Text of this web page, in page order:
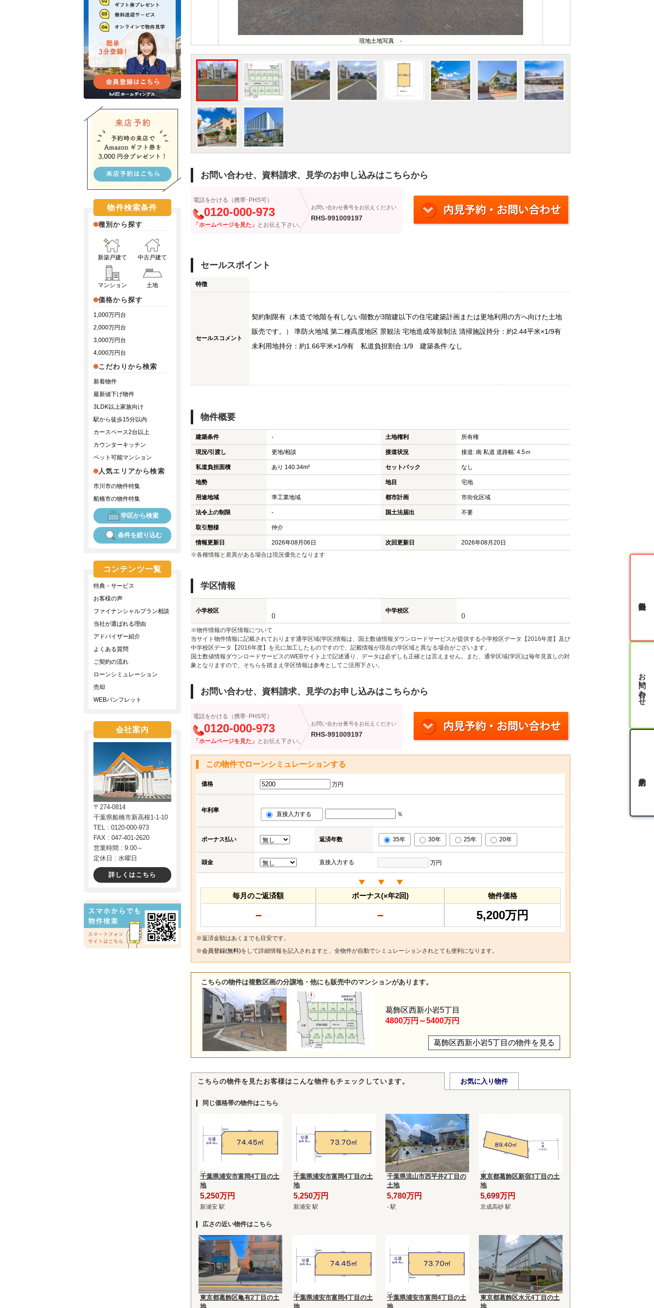
現地土地写真 -
お問い合わせ、資料請求、見学のお申し込みはこちらから
電話をかける（携帯･PHS可）
0120-000-973
「ホームページを見た」 とお伝え下さい。
お問い合わせ番号をお伝えください
RHS-991009197
セールスポイント
特徴
セールスコメント
契約制限有（木造で地階を有しない階数が3階建以下の住宅建築計画または更地利用の方へ向けた土地
販売です。） 準防火地域 第二種高度地区 景観法 宅地造成等規制法 清掃施設持分：約2.44平米×1/9有
未利用地持分：約1.66平米×1/9有 私道負担割合:1/9 建築条件:なし
物件概要
建築条件 - 土地権利 所有権
現況/引渡し 更地/相談 接道状況 接道: 南 私道 道路幅: 4.5ｍ
私道負担面積 あり 140.34m² セットバック なし
地勢 地目 宅地
用途地域 準工業地域 都市計画 市街化区域
法令上の制限 - 国土法届出 不要
取引態様 仲介
情報更新日 2026年08月06日 次回更新日
2026年08月20日
※各種情報と差異がある場合は現況優先となります
学区情報
小学校区
()
中学校区
()
※物件情報の学区情報について
当サイト物件情報に記載されております通学区域(学区)情報は、国土数値情報ダウンロードサービスが提供する小学校区データ【2016年度】及び
中学校区データ【2016年度】を元に加工したものですので、記載情報が現在の学区域と異なる場合がございます。
国土数値情報ダウンロードサービスのWEBサイト上で記述通り、データは必ずしも正確とは言えません。また、通学区域(学区)は毎年見直しの対
象となりますので、そちらを踏まえ学区情報は参考としてご活用下さい。
お問い合わせ、資料請求、見学のお申し込みはこちらから
電話をかける（携帯･PHS可）
0120-000-973
「ホームページを見た」 とお伝え下さい。
お問い合わせ番号をお伝えください
RHS-991009197
この物件でローンシミュレーションする
価格 万円
年利率
直接入力する ％
ボーナス払い 返済年数 35年 30年 25年 20年
頭金 直接入力する 万円
毎月のご返済額
－
ボーナス(×年2回)
－
物件価格
5,200万円
※返済金額はあくまでも目安です。
※会員登録(無料)をして詳細情報を記入されますと、全物件が自動でシミュレーションされとても便利になります。
こちらの物件は複数区画の分譲地・他にも販売中のマンションがあります。
葛飾区西新小岩5丁目の物件を見る
葛飾区西新小岩5丁目
4800万円～5400万円
こちらの物件を見たお客様はこんな物件もチェックしています。 お気に入り物件
同じ価格帯の物件はこちら
千葉県浦安市富岡4丁目の土
地
5,250万円
新浦安 駅
千葉県浦安市富岡4丁目の土
地
5,250万円
新浦安 駅
千葉県流山市西平井2丁目の
土地
5,780万円
- 駅
東京都葛飾区新宿3丁目の土
地
5,699万円
京成高砂 駅
広さの近い物件はこちら
東京都葛飾区亀有2丁目の土
地
千葉県浦安市富岡4丁目の土
地
千葉県浦安市富岡4丁目の土
地
東京都葛飾区水元4丁目の土
地
物件検索条件
種別から探す
新築戸建て 中古戸建て
マンション 土地
価格から探す
1,000万円台
2,000万円台
3,000万円台
4,000万円台
こだわりから検索
新着物件
最新値下げ物件
3LDK以上家族向け
駅から徒歩15分以内
カースペース2台以上
カウンターキッチン
ペット可能マンション
人気エリアから検索
市川市の物件特集
船橋市の物件特集
学区から検索
条件を絞り込む
コンテンツ一覧
特典・サービス
お客様の声
ファイナンシャルプラン相談
当社が選ばれる理由
アドバイザー紹介
よくある質問
ご契約の流れ
ローンシミュレーション
売却
WEBパンフレット
会社案内
〒274-0814
千葉県船橋市新高根1-1-10
TEL : 0120-000-973
FAX : 047-401-2620
営業時間 : 9:00～
定休日 : 水曜日
詳しくはこちら
お問い合わせ